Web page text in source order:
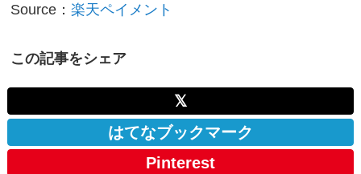
Source：楽天ペイメント
この記事をシェア
𝕏
はてなブックマーク
Pinterest